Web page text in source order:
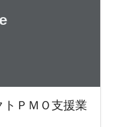
ＰＭＯ支援業